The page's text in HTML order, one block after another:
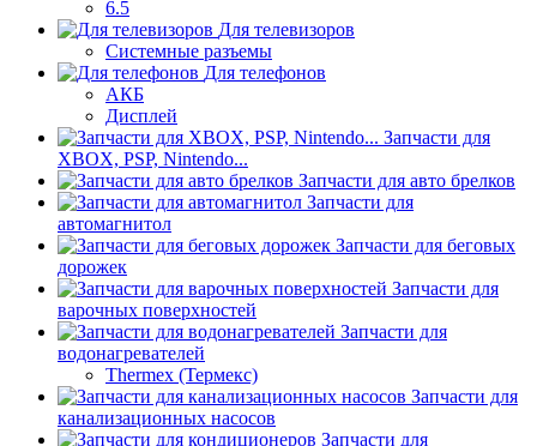
6.5
Для телевизоров
Системные разъемы
Для телефонов
АКБ
Дисплей
Запчасти для
XBOX, PSP, Nintendo...
Запчасти для авто брелков
Запчасти для
автомагнитол
Запчасти для беговых
дорожек
Запчасти для
варочных поверхностей
Запчасти для
водонагревателей
Thermex (Термекс)
Запчасти для
канализационных насосов
Запчасти для